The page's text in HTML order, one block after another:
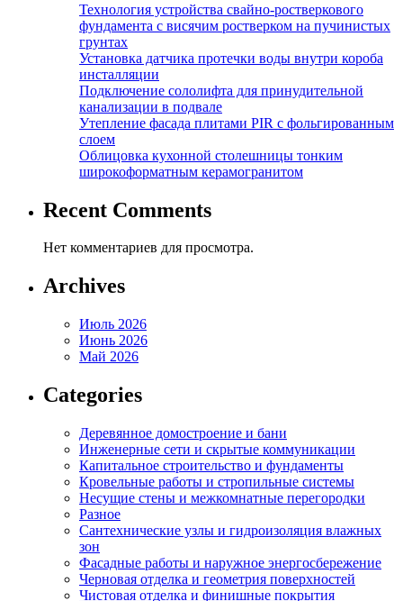
Технология устройства свайно-ростверкового
фундамента с висячим ростверком на пучинистых
грунтах
Установка датчика протечки воды внутри короба
инсталляции
Подключение сололифта для принудительной
канализации в подвале
Утепление фасада плитами PIR с фольгированным
слоем
Облицовка кухонной столешницы тонким
широкоформатным керамогранитом
Recent Comments
Нет комментариев для просмотра.
Archives
Июль 2026
Июнь 2026
Май 2026
Categories
Деревянное домостроение и бани
Инженерные сети и скрытые коммуникации
Капитальное строительство и фундаменты
Кровельные работы и стропильные системы
Несущие стены и межкомнатные перегородки
Разное
Сантехнические узлы и гидроизоляция влажных
зон
Фасадные работы и наружное энергосбережение
Черновая отделка и геометрия поверхностей
Чистовая отделка и финишные покрытия